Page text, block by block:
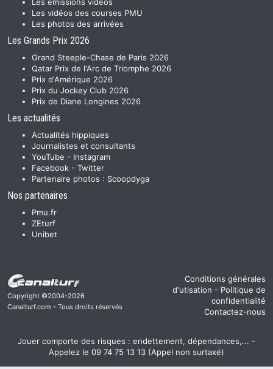
Les émissions vidéos
Les vidéos des courses PMU
Les photos des arrivées
Les Grands Prix 2026
Grand Steeple-Chase de Paris 2026
Qatar Prix de l'Arc de Triomphe 2026
Prix d'Amérique 2026
Prix du Jockey Club 2026
Prix de Diane Longines 2026
Les actualités
Actualités hippiques
Journalistes et consultants
YouTube - Instagram
Facebook - Twitter
Partenaire photos : Scoopdyga
Nos partenaires
Pmu.fr
ZEturf
Unibet
Copyright ©2004-2026
Canalturf.com - Tous droits réservés
Conditions générales
d'utisation - Politique de
confidentialité
Contactez-nous
Jouer comporte des risques : endettement, dépendances,... -
Appelez le 09 74 75 13 13 (Appel non surtaxé)